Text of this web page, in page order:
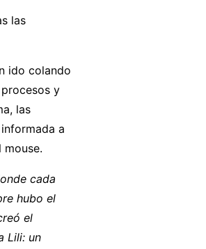
las
ido colando
y
las
a
cada
hubo el
el
Lili: un